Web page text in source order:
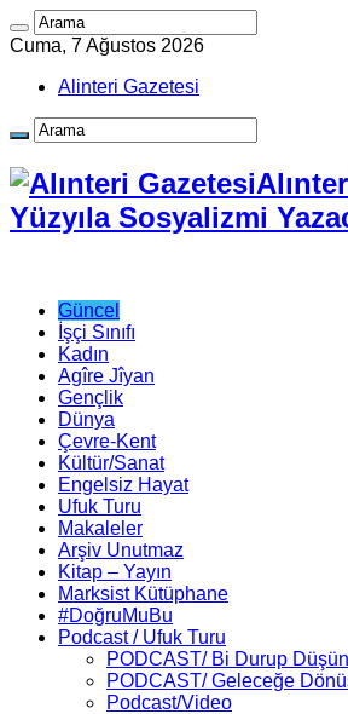
Cuma, 7 Ağustos 2026
Alinteri Gazetesi
Yüzyıla Sosyalizmi
Güncel
İşçi Sınıfı
Kadın
Agîre Jîyan
Gençlik
Dünya
Çevre-Kent
Kültür/Sanat
Engelsiz Hayat
Ufuk Turu
Makaleler
Arşiv Unutmaz
Kitap – Yayın
Marksist Kütüphane
#DoğruMuBu
Podcast / Ufuk Turu
PODCAST/ Bi Durup
PODCAST/ Geleceğe
Podcast/Video